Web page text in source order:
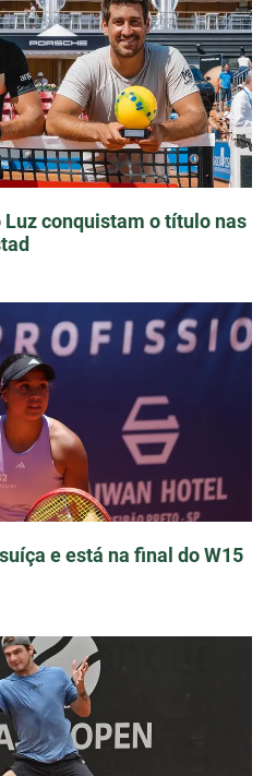
Luz conquistam o título nas
e está na final do W15